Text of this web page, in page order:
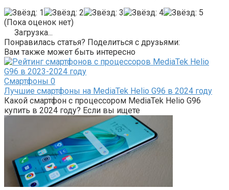
(Пока оценок нет)
Загрузка...
Понравилась статья? Поделиться с друзьями:
Вам также может быть интересно
Смартфоны 0
Лучшие смартфоны на MediaTek Helio G96 в 2024 году
Какой смартфон с процессором MediaTek Helio G96
купить в 2024 году? Если вы ищете